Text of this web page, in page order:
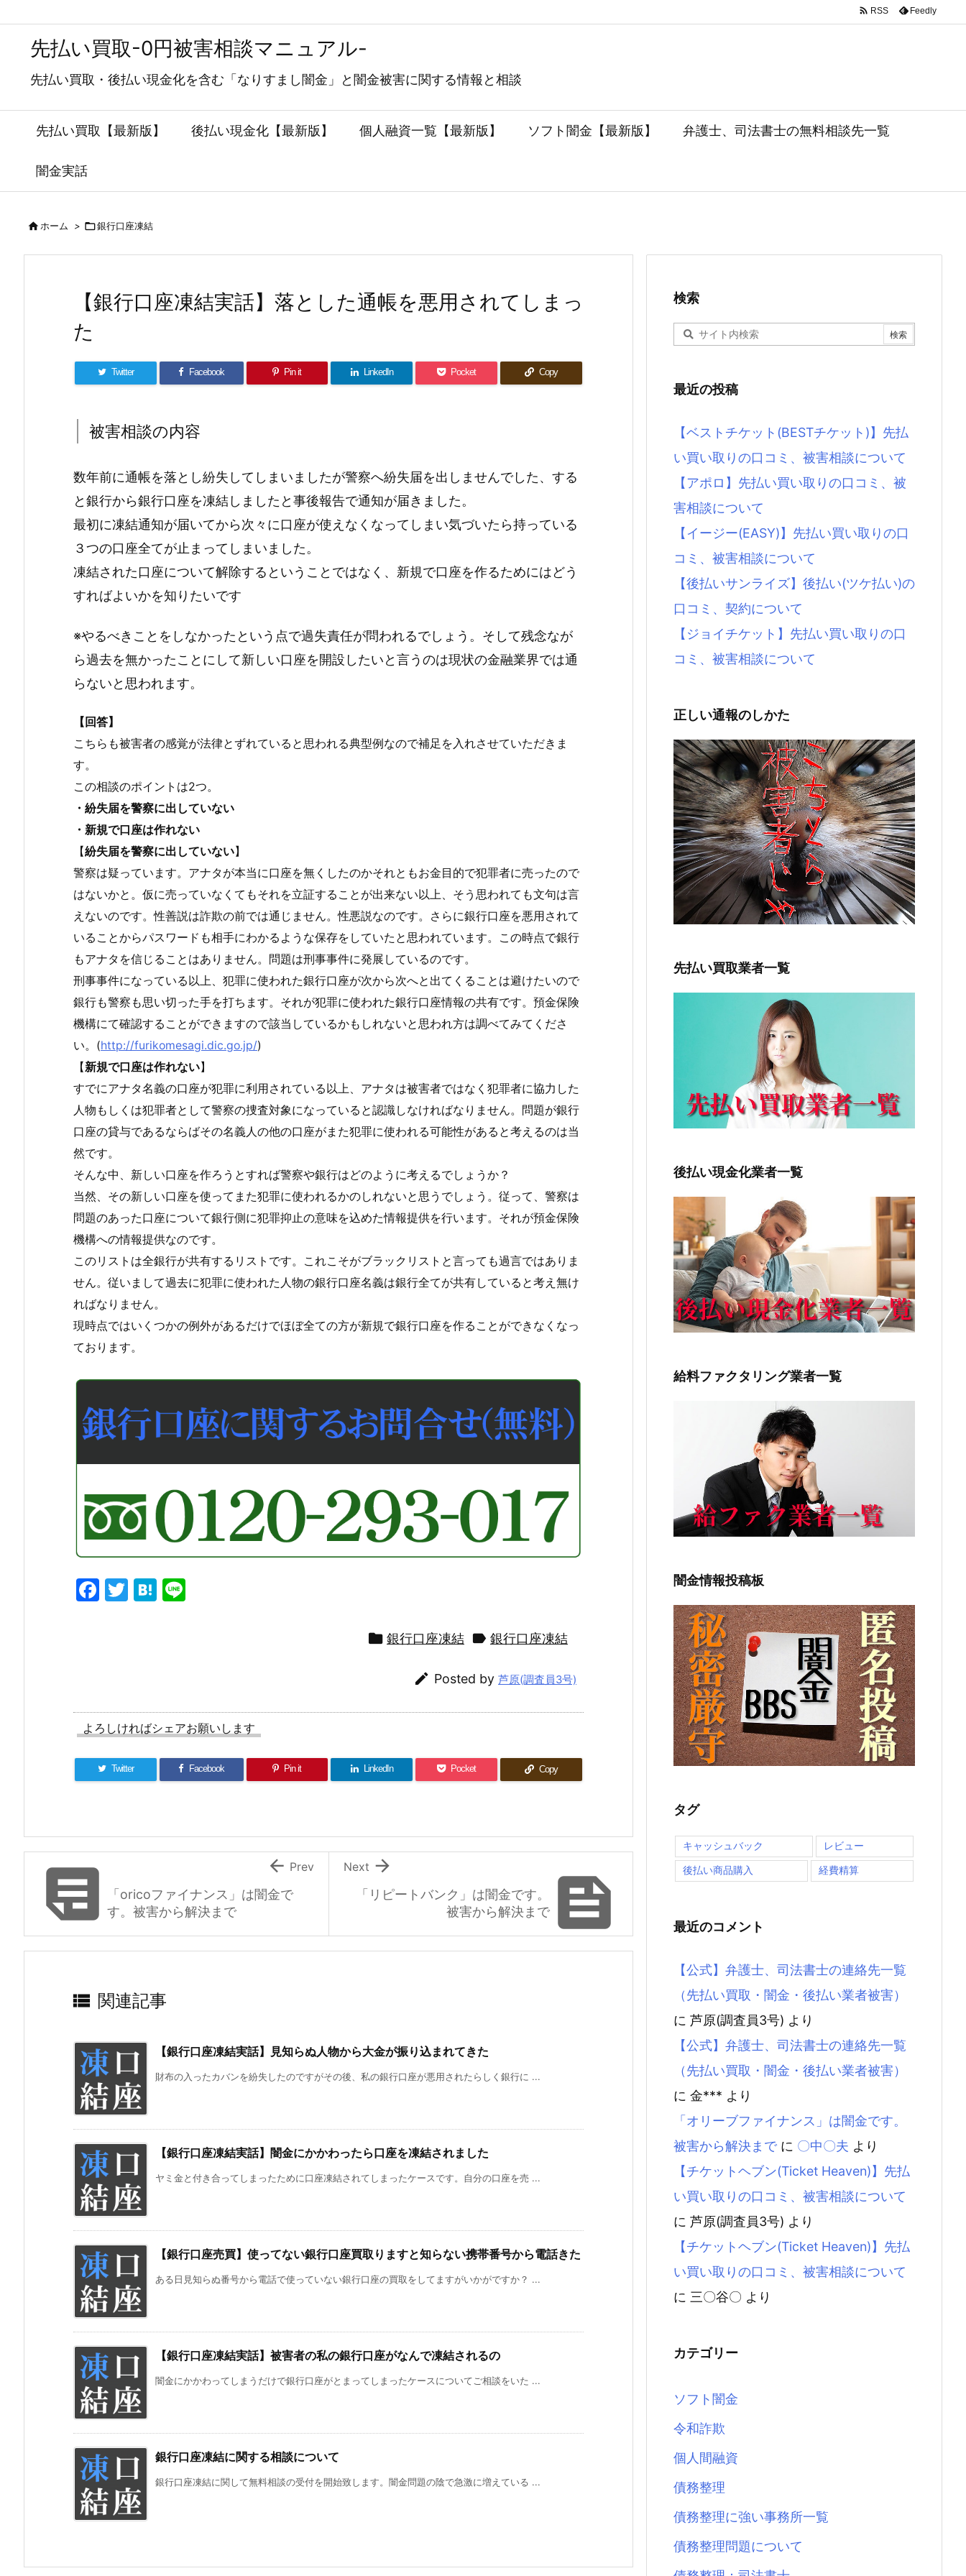
先払い買取-0円被害相談マニュアル-
先払い買取・後払い現金化を含む「なりすまし闇金」と闇金被害に関する情報と相談
先払い買取【最新版】 後払い現金化【最新版】 個人融資一覧【最新版】 ソフト闇金【最新版】 弁護士、司法書士の無料相談先一覧
闇金実話
 RSS Feedly
 ホーム > 銀行口座凍結
【銀行口座凍結実話】落とした通帳を悪用されてしまっ
た
Twitter Facebook Pin it LinkedIn Pocket Copy
被害相談の内容
数年前に通帳を落とし紛失してしまいましたが警察へ紛失届を出しませんでした、する
と銀行から銀行口座を凍結しましたと事後報告で通知が届きました。
最初に凍結通知が届いてから次々に口座が使えなくなってしまい気づいたら持っている
３つの口座全てが止まってしまいました。
凍結された口座について解除するということではなく、新規で口座を作るためにはどう
すればよいかを知りたいです
※やるべきことをしなかったという点で過失責任が問われるでしょう。そして残念なが
ら過去を無かったことにして新しい口座を開設したいと言うのは現状の金融業界では通
らないと思われます。
【回答】
こちらも被害者の感覚が法律とずれていると思われる典型例なので補足を入れさせていただきま
す。
この相談のポイントは2つ。
・紛失届を警察に出していない
・新規で口座は作れない
【紛失届を警察に出していない】
警察は疑っています。アナタが本当に口座を無くしたのかそれともお金目的で犯罪者に売ったので
はないかと。仮に売っていなくてもそれを立証することが出来ない以上、そう思われても文句は言
えないのです。性善説は詐欺の前では通じません。性悪説なのです。さらに銀行口座を悪用されて
いることからパスワードも相手にわかるような保存をしていたと思われています。この時点で銀行
もアナタを信じることはありません。問題は刑事事件に発展しているのです。
刑事事件になっている以上、犯罪に使われた銀行口座が次から次へと出てくることは避けたいので
銀行も警察も思い切った手を打ちます。それが犯罪に使われた銀行口座情報の共有です。預金保険
機構にて確認することができますので該当しているかもしれないと思われ方は調べてみてくださ
い。(http://furikomesagi.dic.go.jp/)
【新規で口座は作れない】
すでにアナタ名義の口座が犯罪に利用されている以上、アナタは被害者ではなく犯罪者に協力した
人物もしくは犯罪者として警察の捜査対象になっていると認識しなければなりません。問題が銀行
口座の貸与であるならばその名義人の他の口座がまた犯罪に使われる可能性があると考えるのは当
然です。
そんな中、新しい口座を作ろうとすれば警察や銀行はどのように考えるでしょうか？
当然、その新しい口座を使ってまた犯罪に使われるかのしれないと思うでしょう。従って、警察は
問題のあった口座について銀行側に犯罪抑止の意味を込めた情報提供を行います。それが預金保険
機構への情報提供なのです。
このリストは全銀行が共有するリストです。これこそがブラックリストと言っても過言ではありま
せん。従いまして過去に犯罪に使われた人物の銀行口座名義は銀行全てが共有していると考え無け
ればなりません。
現時点ではいくつかの例外があるだけでほぼ全ての方が新規で銀行口座を作ることができなくなっ
ております。
F
o
T
H
 銀行口座凍結  銀行口座凍結
 Posted by 芦原(調査員3号)
よろしければシェアお願いします
Twitter Facebook Pin it LinkedIn Pocket Copy

「リピートバンク」は闇金です。
被害から解決まで

Next
 「oricoファイナンス」は闇金で
す。被害から解決まで
 Prev
 関連記事
【銀行口座凍結実話】見知らぬ人物から大金が振り込まれてきた
財布の入ったカバンを紛失したのですがその後、私の銀行口座が悪用されたらしく銀行に ...
【銀行口座凍結実話】闇金にかかわったら口座を凍結されました
ヤミ金と付き合ってしまったために口座凍結されてしまったケースです。自分の口座を売 ...
【銀行口座売買】使ってない銀行口座買取りますと知らない携帯番号から電話きた
ある日見知らぬ番号から電話で使っていない銀行口座の買取をしてますがいかがですか？ ...
【銀行口座凍結実話】被害者の私の銀行口座がなんで凍結されるの
闇金にかかわってしまうだけで銀行口座がとまってしまったケースについてご相談をいた ...
銀行口座凍結に関する相談について
銀行口座凍結に関して無料相談の受付を開始致します。闇金問題の陰で急激に増えている ...
検索
最近の投稿
【ベストチケット(BESTチケット)】先払
い買い取りの口コミ、被害相談について
【アポロ】先払い買い取りの口コミ、被
害相談について
【イージー(EASY)】先払い買い取りの口
コミ、被害相談について
【後払いサンライズ】後払い(ツケ払い)の
口コミ、契約について
【ジョイチケット】先払い買い取りの口
コミ、被害相談について
正しい通報のしかた
先払い買取業者一覧
後払い現金化業者一覧
給料ファクタリング業者一覧
闇金情報投稿板
タグ
キャッシュバック レビュー
後払い商品購入 経費精算
最近のコメント
【公式】弁護士、司法書士の連絡先一覧
（先払い買取・闇金・後払い業者被害）
に 芦原(調査員3号) より
【公式】弁護士、司法書士の連絡先一覧
（先払い買取・闇金・後払い業者被害）
に 金*** より
「オリーブファイナンス」は闇金です。
被害から解決までに 〇中〇夫 より
【チケットヘブン(Ticket Heaven)】先払
い買い取りの口コミ、被害相談について
に 芦原(調査員3号) より
【チケットヘブン(Ticket Heaven)】先払
い買い取りの口コミ、被害相談について
に 三〇谷〇 より
カテゴリー
ソフト闇金
令和詐欺
個人間融資
債務整理
債務整理に強い事務所一覧
債務整理問題について